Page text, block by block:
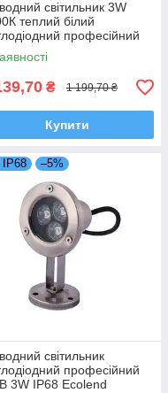
світильник 3W
теплий білий
професійний
Ecolend
₴ 1 199,70 ₴
Купити
IP68 –5%
світильник
професійний
3W IP68 Ecolend